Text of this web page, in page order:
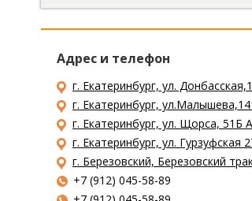
Адрес и телефон
г. Екатеринбург, ул.
г. Екатеринбург,
г. Екатеринбург, ул. Щорса,
г. Екатеринбург, ул.
г. Березовский, Березовский
+7 (912) 045-58-89